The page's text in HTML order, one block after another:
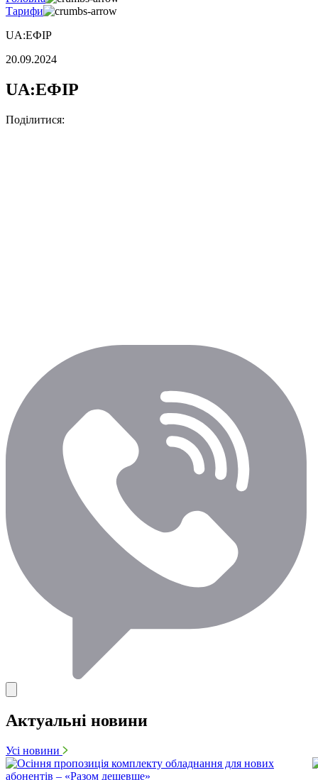
Тарифи
UA:ЕФІР
20.09.2024
UA:ЕФІР
Поділитися:
Актуальні новини
Усі новини